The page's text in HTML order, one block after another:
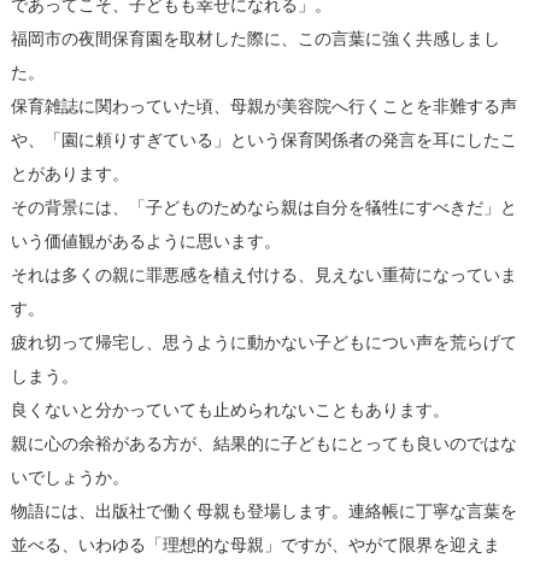
であってこそ、子どもも幸せになれる」。
福岡市の夜間保育園を取材した際に、この言葉に強く共感しまし
た。
保育雑誌に関わっていた頃、母親が美容院へ行くことを非難する声
や、「園に頼りすぎている」という保育関係者の発言を耳にしたこ
とがあります。
その背景には、「子どものためなら親は自分を犠牲にすべきだ」と
いう価値観があるように思います。
それは多くの親に罪悪感を植え付ける、見えない重荷になっていま
す。
疲れ切って帰宅し、思うように動かない子どもについ声を荒らげて
しまう。
良くないと分かっていても止められないこともあります。
親に心の余裕がある方が、結果的に子どもにとっても良いのではな
いでしょうか。
物語には、出版社で働く母親も登場します。連絡帳に丁寧な言葉を
並べる、いわゆる「理想的な母親」ですが、やがて限界を迎えま